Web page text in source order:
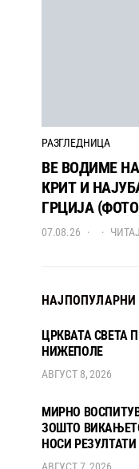
РАЗГЛЕДНИЦА
ВЕ ВОДИМЕ
КРИТ И
ГРЦИЈА
07.08.26
НАЈПОПУЛАРНИ
ЦРКВАТА СВЕТА
НИЖЕПОЛЕ
АВГУСТ 8, 2026
МИРНО
ЗОШТО
НОСИ РЕЗУЛТАТИ
АВГУСТ 7, 2026